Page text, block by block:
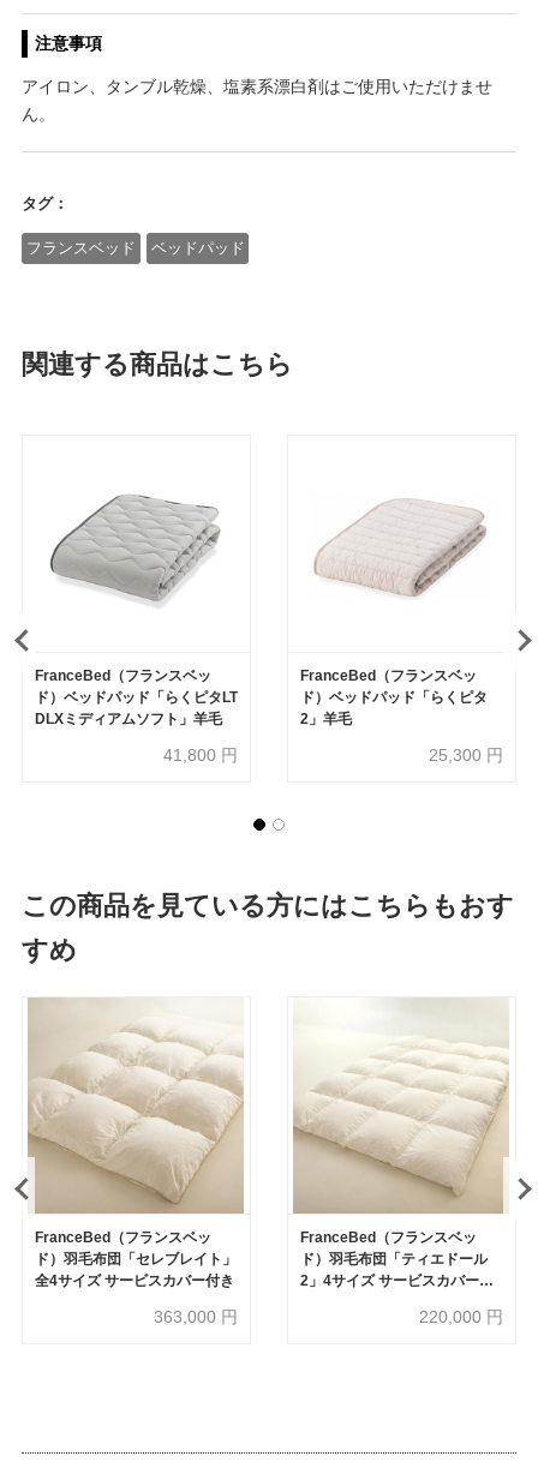
注意事項
アイロン、タンブル乾燥、塩素系漂白剤はご使用いただけませ
ん。
タグ：
フランスベッド ベッドパッド
関連する商品はこちら
FranceBed（フランスベッ
ド）ベッドパッド「らくピタLT
DLXミディアムソフト」羊毛
41,800 円
FranceBed（フランスベッ
ド）ベッドパッド「らくピタ
2」羊毛
25,300 円
この商品を見ている方にはこちらもおす
すめ
FranceBed（フランスベッ
ド）羽毛布団「セレブレイト」
全4サイズ サービスカバー付き
363,000 円
FranceBed（フランスベッ
ド）羽毛布団「ティエドール
2」4サイズ サービスカバー付
220,000 円